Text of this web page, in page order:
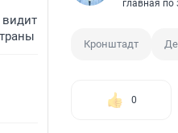
видит
главная
Кронштадт
0